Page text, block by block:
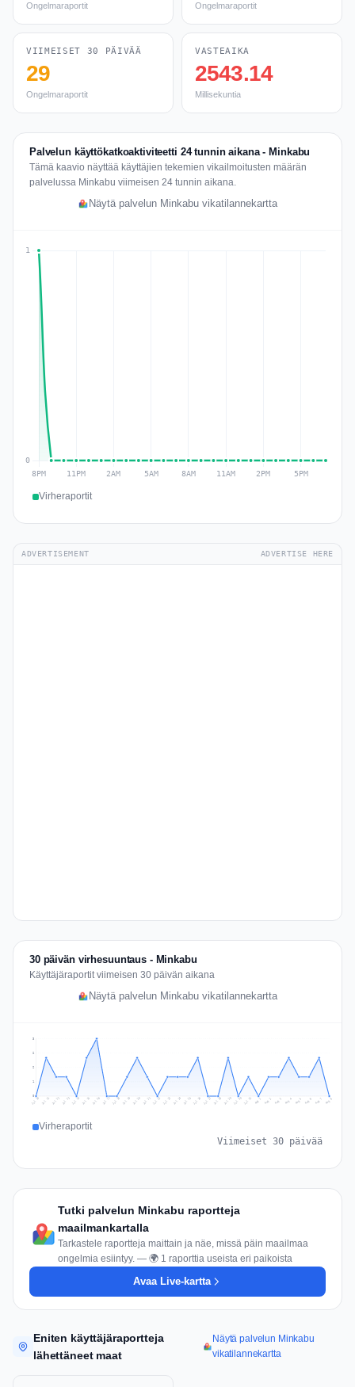
Ongelmaraportit Ongelmaraportit
VIIMEISET 30 PÄIVÄÄ
29
Ongelmaraportit
VASTEAIKA
2543.14
Millisekuntia
Palvelun käyttökatkoaktiviteetti 24 tunnin aikana - Minkabu
Tämä kaavio näyttää käyttäjien tekemien vikailmoitusten määrän
palvelussa Minkabu viimeisen 24 tunnin aikana.
Näytä palvelun Minkabu vikatilannekartta
Virheraportit
ADVERTISEMENT ADVERTISE HERE
30 päivän virhesuuntaus - Minkabu
Käyttäjäraportit viimeisen 30 päivän aikana
Näytä palvelun Minkabu vikatilannekartta
1
2
2
3
Jul 10 Jul 11 Jul 12 Jul 13 Jul 14 Jul 15 Jul 16 Jul 17 Jul 18 Jul 19 Jul 20 Jul 21 Jul 22 Jul 23 Jul 24 Jul 25 Jul 26 Jul 27 Jul 28 Jul 29 Jul 30 Jul 31 Aug 1 Aug 2 Aug 3 Aug 4 Aug 5 Aug 6 Aug 7 Aug 8
Virheraportit
Viimeiset 30 päivää
Tutki palvelun Minkabu raportteja
maailmankartalla
Tarkastele raportteja maittain ja näe, missä päin maailmaa
ongelmia esiintyy. — 🌍 1 raporttia useista eri paikoista
Avaa Live-kartta
Eniten käyttäjäraportteja
lähettäneet maat
Näytä palvelun Minkabu
vikatilannekartta